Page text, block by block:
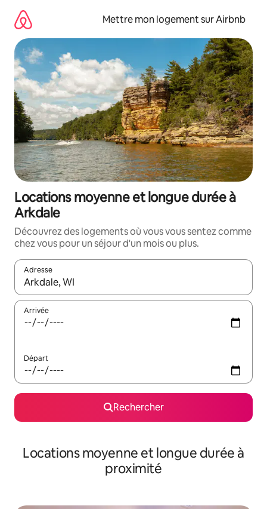
directement
contenu
Mettre mon logement sur Airbnb
Locations moyenne et longue durée à
Arkdale
Découvrez des logements où vous vous sentez comme
chez vous pour un séjour d'un mois ou plus.
Adresse
Lorsque les résultats s'affichent, utilisez les flèches vers le
Arrivée
Départ
Rechercher
Locations moyenne et longue durée à
proximité